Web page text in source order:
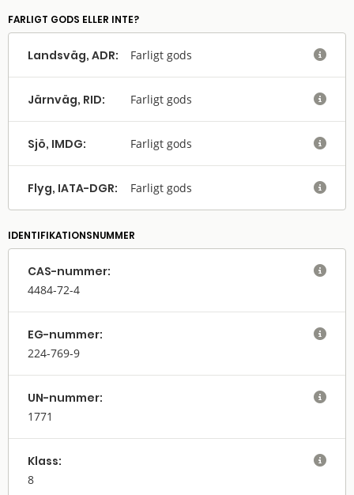
FARLIGT GODS ELLER INTE?
Landsväg, ADR: Farligt gods 
Järnväg, RID: Farligt gods 
Sjö, IMDG: Farligt gods 
Flyg, IATA-DGR: Farligt gods 
IDENTIFIKATIONSNUMMER
CAS-nummer:
4484-72-4

EG-nummer:
224-769-9

UN-nummer:
1771

Klass:
8
